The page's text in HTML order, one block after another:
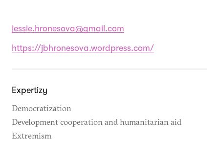
jessie.hronesova@gmail.com
https://jbhronesova.wordpress.com/
Expertizy
Democratization
Development cooperation and humanitarian aid
Extremism